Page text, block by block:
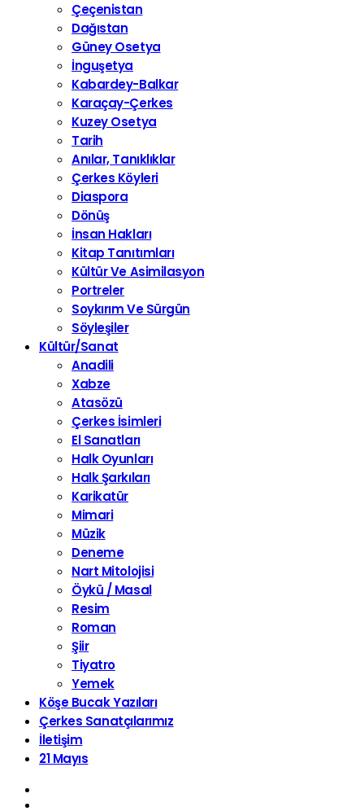
Çeçenistan
Dağıstan
Güney Osetya
İnguşetya
Kabardey-Balkar
Karaçay-Çerkes
Kuzey Osetya
Tarih
Anılar, Tanıklıklar
Çerkes Köyleri
Diaspora
Dönüş
İnsan Hakları
Kitap Tanıtımları
Kültür Ve Asimilasyon
Portreler
Soykırım Ve Sürgün
Söyleşiler
Kültür/Sanat
Anadili
Xabze
Atasözü
Çerkes İsimleri
El Sanatları
Halk Oyunları
Halk Şarkıları
Karikatür
Mimari
Müzik
Deneme
Nart Mitolojisi
Öykü / Masal
Resim
Roman
Şiir
Tiyatro
Yemek
Köşe Bucak Yazıları
Çerkes Sanatçılarımız
İletişim
21 Mayıs